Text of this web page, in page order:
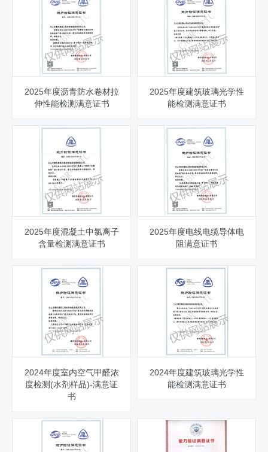
2025年度沥青防水卷材拉
伸性能检测满意证书
2025年度建筑玻璃光学性
能检测满意证书
2025年度混凝土中氯离子
含量检测满意证书
2025年度电线电缆导体电
阻满意证书
2024年度室内空气甲醛浓
度检测(水剂样品)-满意证
书
2024年度建筑玻璃光学性
能检测满意证书